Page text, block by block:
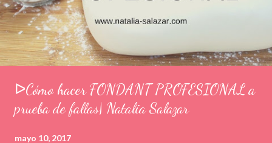
ᐅCómo hacer FONDANT PROFESIONAL a
prueba de fallas| Natalia Salazar
mayo 10, 2017